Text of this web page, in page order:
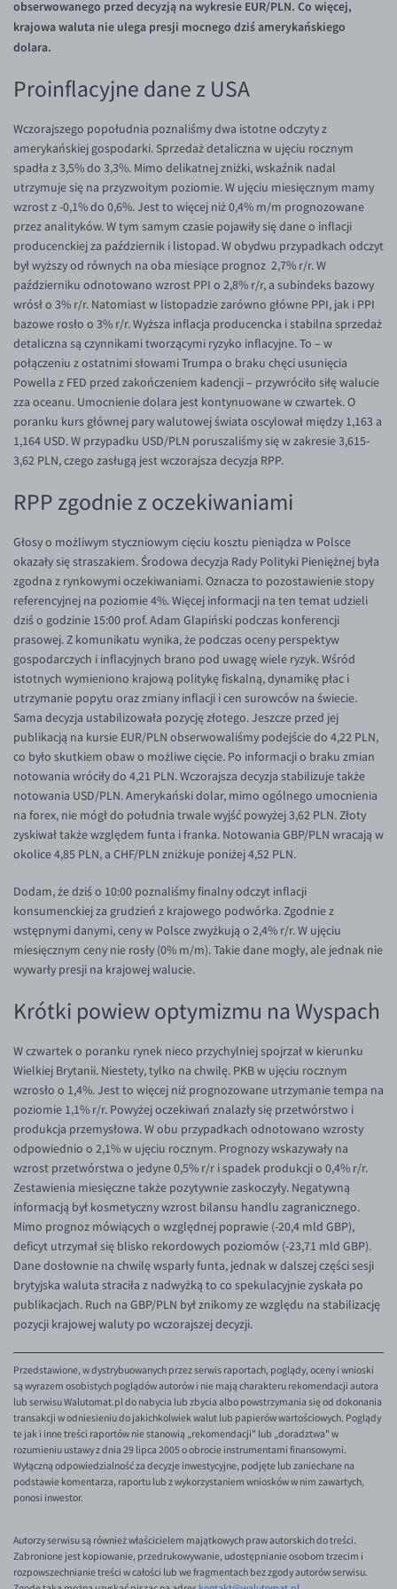
Inne pary walutowe
CAD/PLN
CNY/PLN
HKD/PLN
HUF/PLN
ILS/PLN
JPY/PLN
NZD/PLN
RON/PLN
TRY/PLN
ZAR/PLN
EUR/USD
EUR/GBP
EUR/CZK
EUR/DKK
EUR/NOK
EUR/SEK
EUR/AUD
EUR/BGN
EUR/CAD
EUR/CNY
EUR/HKD
EUR/HUF
EUR/ILS
EUR/JPY
EUR/NZD
EUR/RON
EUR/SGD
EUR/TRY
EUR/ZAR
GBP/USD
GBP/CHF
Aplikacja mobilna
Bezpieczeństwo
Pomoc
FAQ
Konto i opłaty
Wymiana walut
Banki i przelewy
Przelewy zagraniczne
Słowniczek
Poradnik
KONTAKT
Dla mediów
PL
obserwowanego przed decyzją na wykresie EUR/PLN. Co więcej,
krajowa waluta nie ulega presji mocnego dziś amerykańskiego
dolara.
Proinflacyjne dane z USA
Wczorajszego popołudnia poznaliśmy dwa istotne odczyty z
amerykańskiej gospodarki. Sprzedaż detaliczna w ujęciu rocznym
spadła z 3,5% do 3,3%. Mimo delikatnej zniżki, wskaźnik nadal
utrzymuje się na przyzwoitym poziomie. W ujęciu miesięcznym mamy
wzrost z -0,1% do 0,6%. Jest to więcej niż 0,4% m/m prognozowane
przez analityków. W tym samym czasie pojawiły się dane o inflacji
producenckiej za październik i listopad. W obydwu przypadkach odczyt
był wyższy od równych na oba miesiące prognoz 2,7% r/r. W
październiku odnotowano wzrost PPI o 2,8% r/r, a subindeks bazowy
wrósł o 3% r/r. Natomiast w listopadzie zarówno główne PPI, jak i PPI
bazowe rosło o 3% r/r. Wyższa inflacja producencka i stabilna sprzedaż
detaliczna są czynnikami tworzącymi ryzyko inflacyjne. To – w
połączeniu z ostatnimi słowami Trumpa o braku chęci usunięcia
Powella z FED przed zakończeniem kadencji – przywróciło siłę walucie
zza oceanu. Umocnienie dolara jest kontynuowane w czwartek. O
poranku kurs głównej pary walutowej świata oscylował między 1,163 a
1,164 USD. W przypadku USD/PLN poruszaliśmy się w zakresie 3,615-
3,62 PLN, czego zasługą jest wczorajsza decyzja RPP.
RPP zgodnie z oczekiwaniami
Głosy o możliwym styczniowym cięciu kosztu pieniądza w Polsce
okazały się straszakiem. Środowa decyzja Rady Polityki Pieniężnej była
zgodna z rynkowymi oczekiwaniami. Oznacza to pozostawienie stopy
referencyjnej na poziomie 4%. Więcej informacji na ten temat udzieli
dziś o godzinie 15:00 prof. Adam Glapiński podczas konferencji
prasowej. Z komunikatu wynika, że podczas oceny perspektyw
gospodarczych i inflacyjnych brano pod uwagę wiele ryzyk. Wśród
istotnych wymieniono krajową politykę fiskalną, dynamikę płac i
utrzymanie popytu oraz zmiany inflacji i cen surowców na świecie.
Sama decyzja ustabilizowała pozycję złotego. Jeszcze przed jej
publikacją na kursie EUR/PLN obserwowaliśmy podejście do 4,22 PLN,
co było skutkiem obaw o możliwe cięcie. Po informacji o braku zmian
notowania wróciły do 4,21 PLN. Wczorajsza decyzja stabilizuje także
notowania USD/PLN. Amerykański dolar, mimo ogólnego umocnienia
na forex, nie mógł do południa trwale wyjść powyżej 3,62 PLN. Złoty
zyskiwał także względem funta i franka. Notowania GBP/PLN wracają w
okolice 4,85 PLN, a CHF/PLN zniżkuje poniżej 4,52 PLN.
Dodam, że dziś o 10:00 poznaliśmy finalny odczyt inflacji
konsumenckiej za grudzień z krajowego podwórka. Zgodnie z
wstępnymi danymi, ceny w Polsce zwyżkują o 2,4% r/r. W ujęciu
miesięcznym ceny nie rosły (0% m/m). Takie dane mogły, ale jednak nie
wywarły presji na krajowej walucie.
Krótki powiew optymizmu na Wyspach
W czwartek o poranku rynek nieco przychylniej spojrzał w kierunku
Wielkiej Brytanii. Niestety, tylko na chwilę. PKB w ujęciu rocznym
wzrosło o 1,4%. Jest to więcej niż prognozowane utrzymanie tempa na
poziomie 1,1% r/r. Powyżej oczekiwań znalazły się przetwórstwo i
produkcja przemysłowa. W obu przypadkach odnotowano wzrosty
odpowiednio o 2,1% w ujęciu rocznym. Prognozy wskazywały na
wzrost przetwórstwa o jedyne 0,5% r/r i spadek produkcji o 0,4% r/r.
Zestawienia miesięczne także pozytywnie zaskoczyły. Negatywną
informacją był kosmetyczny wzrost bilansu handlu zagranicznego.
Mimo prognoz mówiących o względnej poprawie (-20,4 mld GBP),
deficyt utrzymał się blisko rekordowych poziomów (-23,71 mld GBP).
Dane dosłownie na chwilę wsparły funta, jednak w dalszej części sesji
brytyjska waluta straciła z nadwyżką to co spekulacyjnie zyskała po
publikacjach. Ruch na GBP/PLN był znikomy ze względu na stabilizację
pozycji krajowej waluty po wczorajszej decyzji.
Przedstawione, w dystrybuowanych przez serwis raportach, poglądy, oceny i wnioski
są wyrazem osobistych poglądów autorów i nie mają charakteru rekomendacji autora
lub serwisu Walutomat.pl do nabycia lub zbycia albo powstrzymania się od dokonania
transakcji w odniesieniu do jakichkolwiek walut lub papierów wartościowych. Poglądy
te jak i inne treści raportów nie stanowią „rekomendacji" lub „doradztwa" w
rozumieniu ustawy z dnia 29 lipca 2005 o obrocie instrumentami finansowymi.
Wyłączną odpowiedzialność za decyzje inwestycyjne, podjęte lub zaniechane na
podstawie komentarza, raportu lub z wykorzystaniem wniosków w nim zawartych,
ponosi inwestor.
Autorzy serwisu są również właścicielem majątkowych praw autorskich do treści.
Zabronione jest kopiowanie, przedrukowywanie, udostępnianie osobom trzecim i
rozpowszechnianie treści w całości lub we fragmentach bez zgody autorów serwisu.